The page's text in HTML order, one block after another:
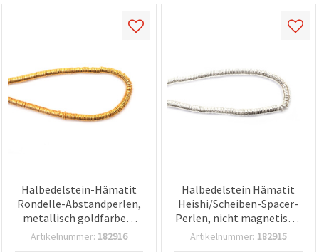
Halbedelstein-Hämatit
Rondelle-Abstandperlen,
metallisch goldfarben,
galvanisch beschichtet,
Artikelnummer: 182916
Halbedelstein Hämatit
Heishi/Scheiben-Spacer-
Perlen, nicht magnetisch,
elektroplattiert, weiß-
Artikelnummer: 182915